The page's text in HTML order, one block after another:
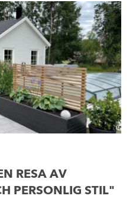
RESA AV
PERSONLIG STIL"